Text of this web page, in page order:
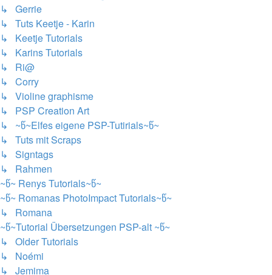
↳ Gerrie
↳ Tuts Keetje - Karin
↳ Keetje Tutorials
↳ Karins Tutorials
↳ Ri@
↳ Corry
↳ Violine graphisme
↳ PSP Creation Art
↳ ~წ~Elfes eigene PSP-Tutirials~წ~
↳ Tuts mit Scraps
↳ Signtags
↳ Rahmen
~წ~ Renys Tutorials~წ~
~წ~ Romanas PhotoImpact Tutorials~წ~
↳ Romana
~წ~Tutorial Übersetzungen PSP-alt ~წ~
↳ Older Tutorials
↳ Noémi
↳ Jemima